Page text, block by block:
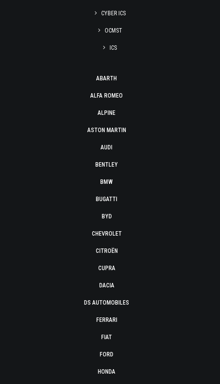
CYBER ICS
OCMST
ICS
ABARTH
ALFA ROMEO
ALPINE
ASTON MARTIN
AUDI
BENTLEY
BMW
BUGATTI
BYD
CHEVROLET
CITROËN
CUPRA
DACIA
DS AUTOMOBILES
FERRARI
FIAT
FORD
HONDA